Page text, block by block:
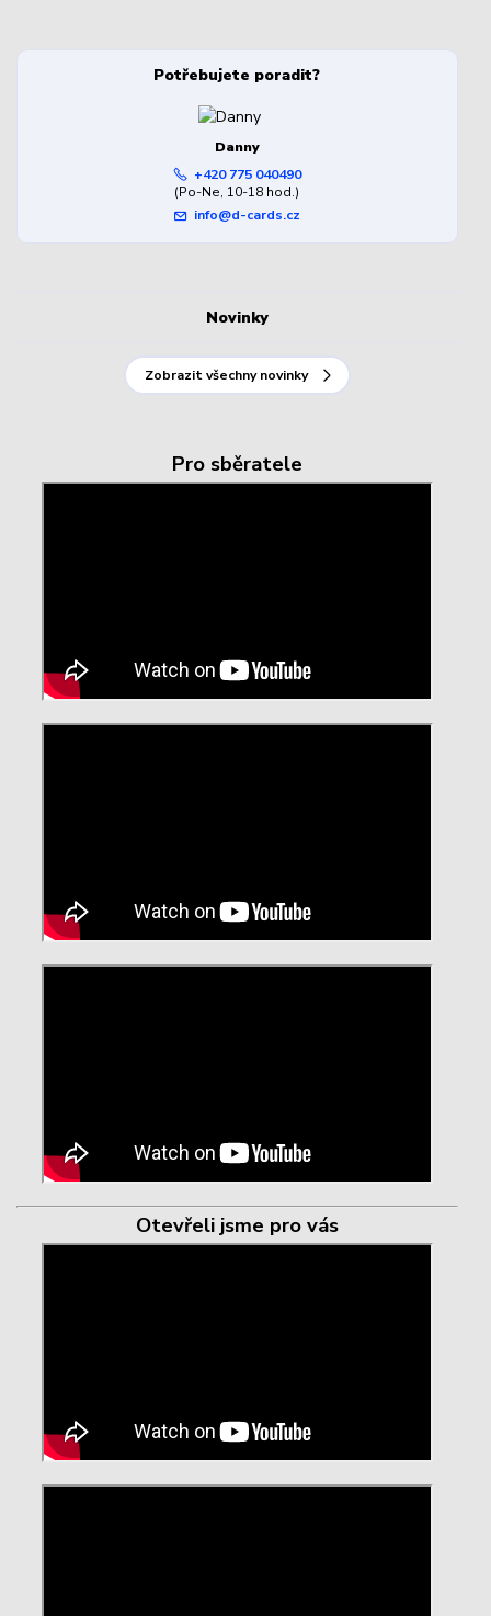
Potřebujete poradit?
Danny
+420 775 040490
(Po-Ne, 10-18 hod.)
info@d-cards.cz
Novinky
Zobrazit všechny novinky
Pro sběratele
Otevřeli jsme pro vás